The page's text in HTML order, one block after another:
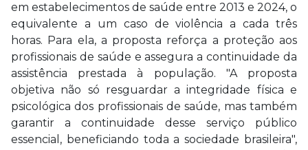
em estabelecimentos de saúde entre 2013 e 2024, o
equivalente a um caso de violência a cada três
horas. Para ela, a proposta reforça a proteção aos
profissionais de saúde e assegura a continuidade da
assistência prestada à população. "A proposta
objetiva não só resguardar a integridade física e
psicológica dos profissionais de saúde, mas também
garantir a continuidade desse serviço público
essencial, beneficiando toda a sociedade brasileira",